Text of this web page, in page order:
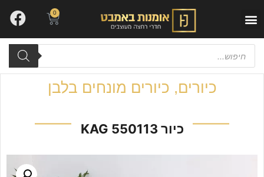
0
כיורים, כיורים מונחים בלבן
כיור KAG 550113